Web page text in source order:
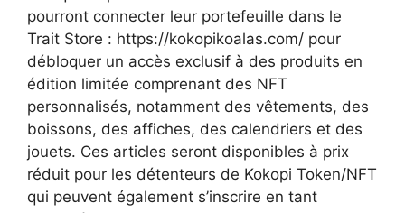
pourront connecter leur portefeuille dans le
Trait Store : https://kokopikoalas.com/ pour
débloquer un accès exclusif à des produits en
édition limitée comprenant des NFT
personnalisés, notamment des vêtements, des
boissons, des affiches, des calendriers et des
jouets. Ces articles seront disponibles à prix
réduit pour les détenteurs de Kokopi Token/NFT
qui peuvent également s’inscrire en tant